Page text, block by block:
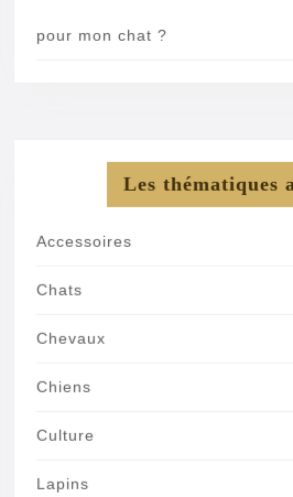
pour mon chat ?
Les thématiques
Accessoires
Chats
Chevaux
Chiens
Culture
Lapins